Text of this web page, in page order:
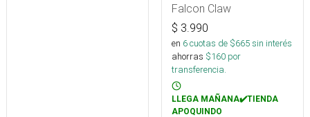
Falcon Claw
$ 3.990
en 6cuotas de $665sin interés
ahorras $160 por
transferencia.
LLEGA MAÑANA✔️TIENDA
APOQUINDO